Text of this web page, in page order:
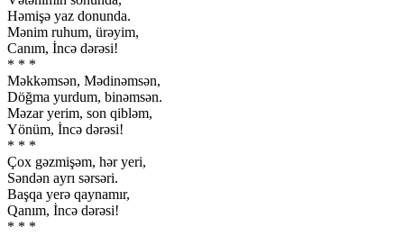
Həmişə yaz donunda.
Mənim ruhum, ürəyim,
Canım, İncə dərəsi!
* * *
Məkkəmsən, Mədinəmsən,
Döğma yurdum, binəmsən.
Məzar yerim, son qibləm,
Yönüm, İncə dərəsi!
* * *
Çox gəzmişəm, hər yeri,
Səndən ayrı sərsəri.
Başqa yerə qaynamır,
Qanım, İncə dərəsi!
* * *